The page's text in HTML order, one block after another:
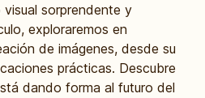
sorprendente y
exploraremos en
de imágenes, desde su
prácticas. Descubre
dando forma al futuro del